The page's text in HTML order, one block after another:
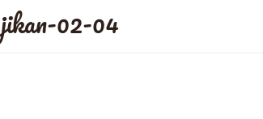
jikan-02-04